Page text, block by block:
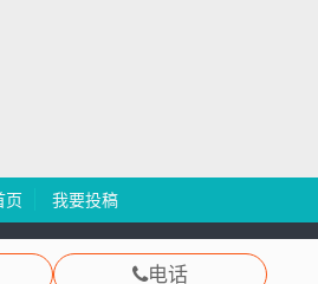
电话
页 我要投稿
2003-2024 渝ICP备12000582号